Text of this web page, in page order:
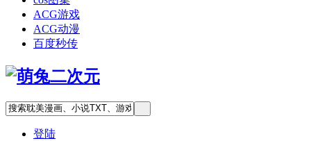
ACG游戏
ACG动漫
百度秒传
登陆